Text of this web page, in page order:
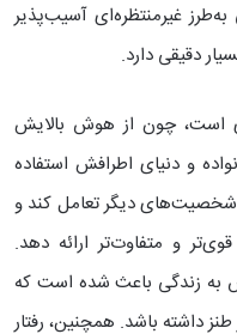
غیرمنتظره‌ای آسیب‌پذیر
دقیقی دارد.
است، چون از هوش بالایش
و دنیای اطرافش استفاده
شخصیت‌های دیگر تعامل کند و
و متفاوت‌تر ارائه دهد.
به زندگی باعث شده است که
داشته باشد. همچنین، رفتار